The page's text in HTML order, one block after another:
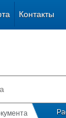
Контакты